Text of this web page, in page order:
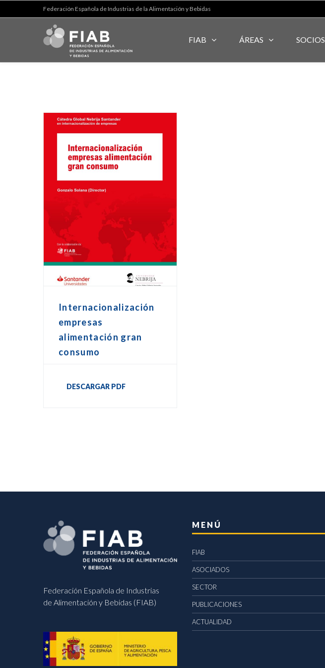
Federación Española de Industrias de la Alimentación y Bebidas
FIAB ÁREAS SOCIOS
Internacionalización
empresas
alimentación gran
consumo
DESCARGAR PDF
Federación Española de Industrias
de Alimentación y Bebidas (FIAB)
MENÚ
FIAB
ASOCIADOS
SECTOR
PUBLICACIONES
ACTUALIDAD